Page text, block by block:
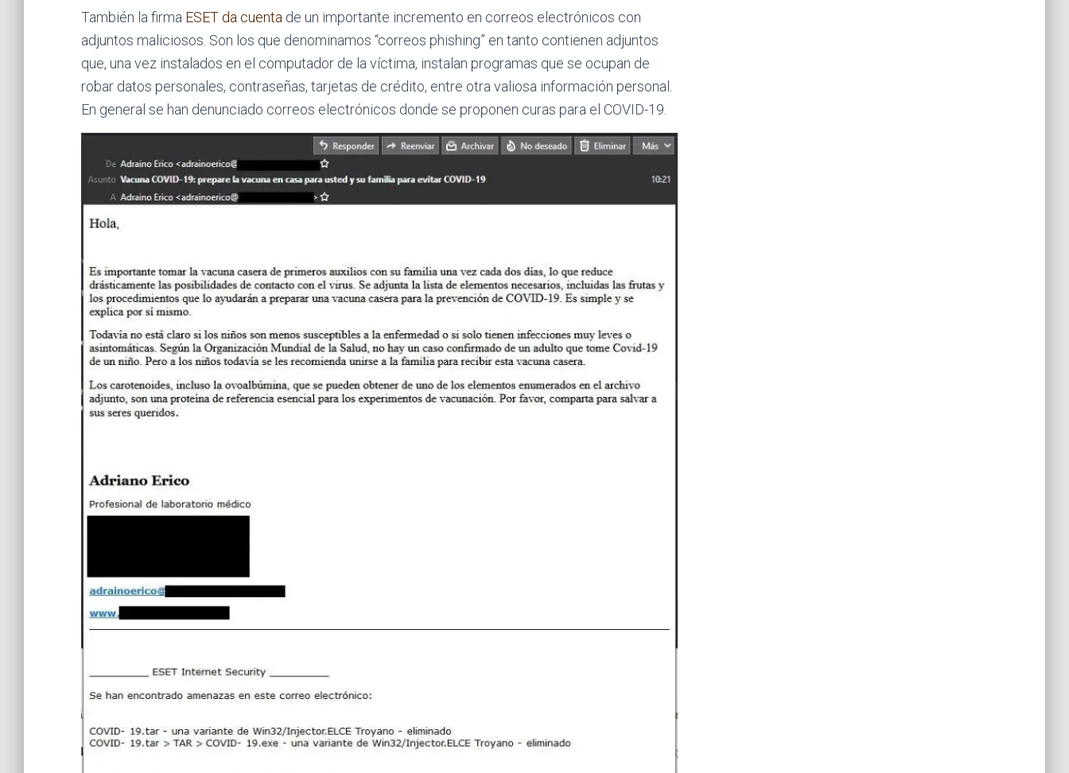
También la firma ESET da cuenta de un importante incremento en correos electrónicos con
adjuntos maliciosos. Son los que denominamos “correos phishing” en tanto contienen adjuntos
que, una vez instalados en el computador de la víctima, instalan programas que se ocupan de
robar datos personales, contraseñas, tarjetas de crédito, entre otra valiosa información personal.
En general se han denunciado correos electrónicos donde se proponen curas para el COVID-19.